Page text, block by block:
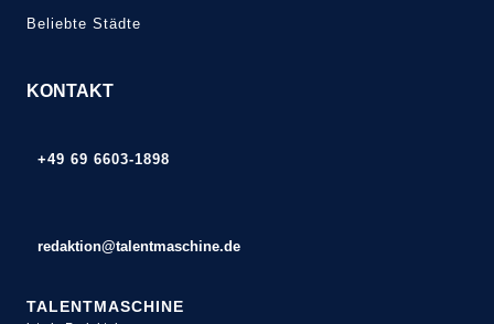
Beliebte Städte
KONTAKT
+49 69 6603-1898
redaktion@talentmaschine.de
TALENTMASCHINE